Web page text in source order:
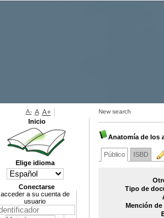
New search
Anatomía de los
Público ISBD
Tipo de
Mención
A- A A+
Inicio
Elige idioma
Conectarse
acceder a su cuenta de
usuario